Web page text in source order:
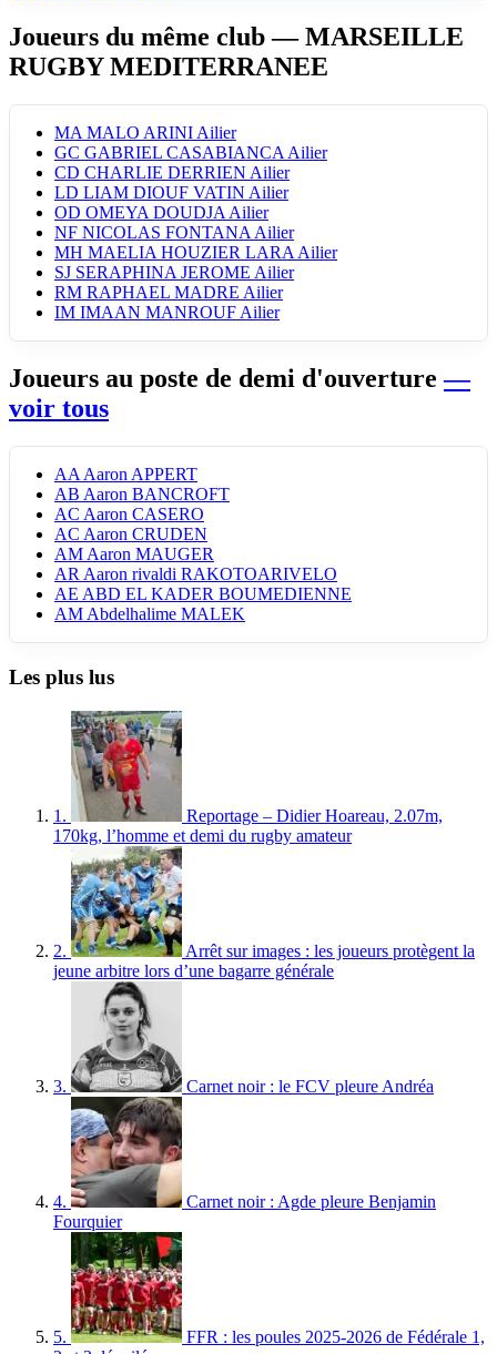
Joueurs du même club— MARSEILLE
RUGBY MEDITERRANEE
MA MALO ARINI Ailier
GC GABRIEL CASABIANCA Ailier
CD CHARLIE DERRIEN Ailier
LD LIAM DIOUF VATIN Ailier
OD OMEYA DOUDJA Ailier
NF NICOLAS FONTANA Ailier
MH MAELIA HOUZIER LARA Ailier
SJ SERAPHINA JEROME Ailier
RM RAPHAEL MADRE Ailier
IM IMAAN MANROUF Ailier
Joueurs au poste de demi d'ouverture—
voir tous
AA Aaron APPERT
AB Aaron BANCROFT
AC Aaron CASERO
AC Aaron CRUDEN
AM Aaron MAUGER
AR Aaron rivaldi RAKOTOARIVELO
AE ABD EL KADER BOUMEDIENNE
AM Abdelhalime MALEK
Les plus lus
1.
Reportage – Didier Hoareau, 2.07m,
170kg, l’homme et demi du rugby amateur
2.
Arrêt sur images : les joueurs protègent la
jeune arbitre lors d’une bagarre générale
3. Carnet noir : le FCV pleure Andréa
4.
Carnet noir : Agde pleure Benjamin
Fourquier
5.
FFR : les poules 2025-2026 de Fédérale 1,